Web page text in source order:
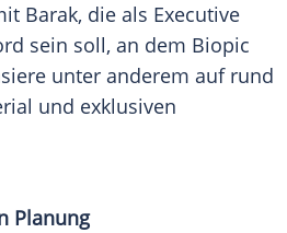
Barak, die als Executive
sein soll, an dem Biopic
unter anderem auf rund
und exklusiven
Planung